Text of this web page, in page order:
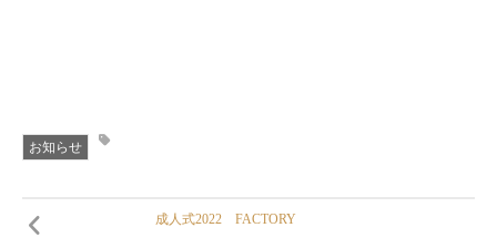
お知らせ
成人式2022 FACTORY